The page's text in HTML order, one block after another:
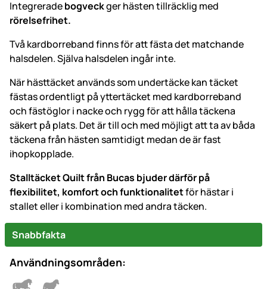
Integreradebogveckger hästen tillräcklig med
rörelsefrihet.
Två kardborreband finns för att fästa det matchande
halsdelen. Själva halsdelen ingår inte.
När hästtäcket används som undertäcke kan täcket
fästas ordentligt på yttertäcket med kardborreband
och fästöglor i nacke och rygg för att hålla täckena
säkert på plats. Det är till och med möjligt att ta av båda
täckena från hästen samtidigt medan de är fast
ihopkopplade.
Stalltäcket Quilt från Bucas bjuder därför på
flexibilitet, komfort och funktionalitetför hästar i
stallet eller i kombination med andra täcken.
Snabbfakta
Användningsområden: